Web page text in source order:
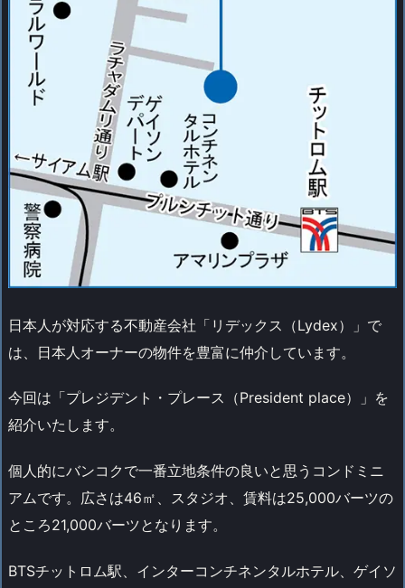
日本人が対応する不動産会社「リデックス（Lydex）」で
は、日本人オーナーの物件を豊富に仲介しています。
今回は「プレジデント・プレース（President place）」を
紹介いたします。
個人的にバンコクで一番立地条件の良いと思うコンドミニ
アムです。広さは46㎡、スタジオ、賃料は25,000バーツの
ところ21,000バーツとなります。
BTSチットロム駅、インターコンチネンタルホテル、ゲイソ